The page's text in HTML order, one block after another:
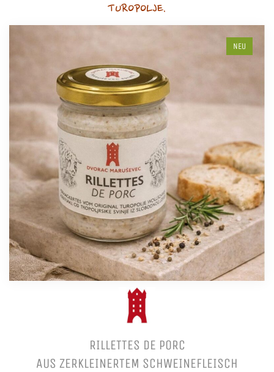
TUROPOLJE.
NEU
RILLETTES DE PORC
AUS ZERKLEINERTEM SCHWEINEFLEISCH